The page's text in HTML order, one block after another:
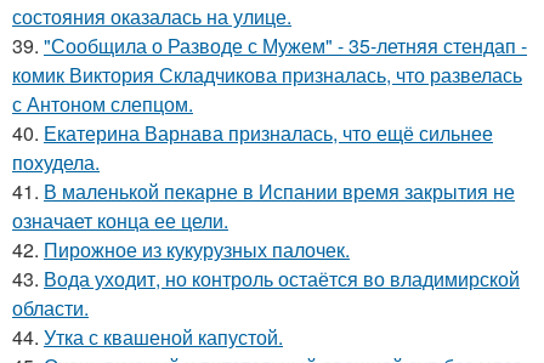
состояния оказалась на улице.
39. "Сообщила о Разводе с Мужем" - 35-летняя стендап -
комик Виктория Складчикова призналась, что развелась
с Антоном слепцом.
40. Екатерина Варнава призналась, что ещё сильнее
похудела.
41. В маленькой пекарне в Испании время закрытия не
означает конца ее цели.
42. Пирожное из кукурузных палочек.
43. Вода уходит, но контроль остаётся во владимирской
области.
44. Утка с квашеной капустой.